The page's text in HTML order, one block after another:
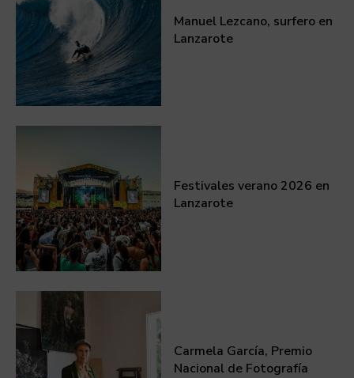
Manuel Lezcano, surfero en
Lanzarote
Festivales verano 2026 en
Lanzarote
Carmela García, Premio
Nacional de Fotografía